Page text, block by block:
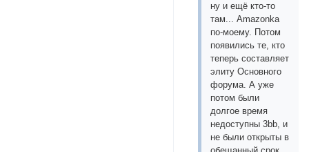
ну и ещё кто-то
там... Amazonka
по-моему. Потом
появились те, кто
теперь составляет
элиту Основного
форума. А уже
потом были
долгое время
недоступны 3bb, и
не были открыты в